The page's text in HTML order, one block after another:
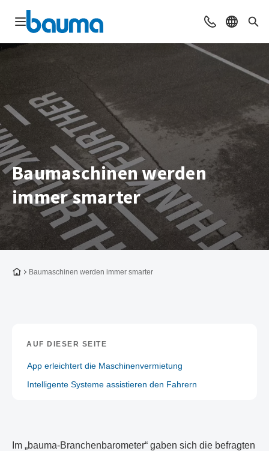
Navigation öffnen Beratung &
Sprache
Baumaschinen werden
immer smarter
Zur Startseite
Baumaschinen werden immer smarter
AUF DIESER SEITE
App erleichtert die Maschinenvermietung
Intelligente Systeme assistieren den Fahrern
Im „bauma-Branchenbarometer“ gaben sich die befragten